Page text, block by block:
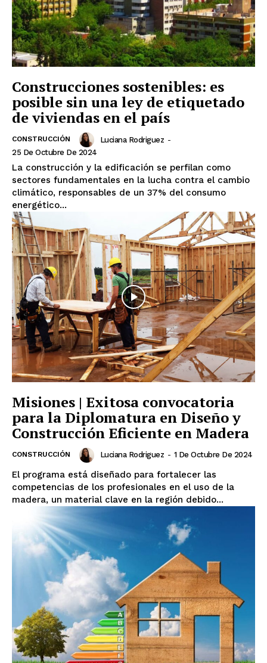
Construcciones sostenibles: es
posible sin una ley de etiquetado
de viviendas en el país
CONSTRUCCIÓN Luciana Rodriguez -
25 De Octubre De 2024
La construcción y la edificación se perfilan como
sectores fundamentales en la lucha contra el cambio
climático, responsables de un 37% del consumo
energético...
Misiones | Exitosa convocatoria
para la Diplomatura en Diseño y
Construcción Eficiente en Madera
CONSTRUCCIÓN Luciana Rodriguez - 1 De Octubre De 2024
El programa está diseñado para fortalecer las
competencias de los profesionales en el uso de la
madera, un material clave en la región debido...